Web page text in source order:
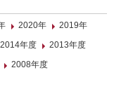
2020年
2019年
2014年度
2013年度
2008年度